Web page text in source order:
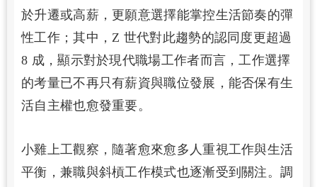
於升遷或高薪，更願意選擇能掌控生活節奏的彈
性工作；其中，Z 世代對此趨勢的認同度更超過
8 成，顯示對於現代職場工作者而言，工作選擇
的考量已不再只有薪資與職位發展，能否保有生
活自主權也愈發重要。
小雞上工觀察，隨著愈來愈多人重視工作與生活
平衡，兼職與斜槓工作模式也逐漸受到關注。調